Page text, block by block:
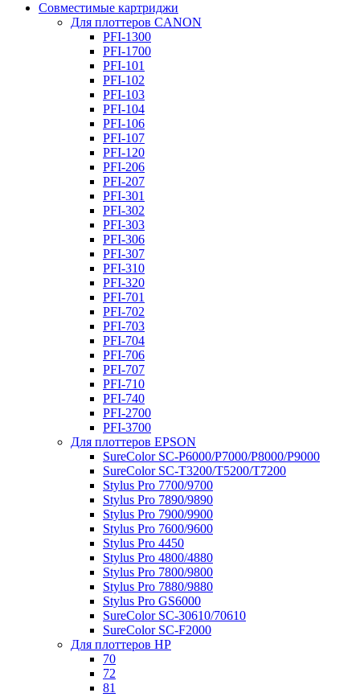
Совместимые картриджи
Для плоттеров CANON
PFI-1300
PFI-1700
PFI-101
PFI-102
PFI-103
PFI-104
PFI-106
PFI-107
PFI-120
PFI-206
PFI-207
PFI-301
PFI-302
PFI-303
PFI-306
PFI-307
PFI-310
PFI-320
PFI-701
PFI-702
PFI-703
PFI-704
PFI-706
PFI-707
PFI-710
PFI-740
PFI-2700
PFI-3700
Для плоттеров EPSON
SureColor SC-P6000/P7000/P8000/P9000
SureColor SC-Т3200/T5200/T7200
Stylus Pro 7700/9700
Stylus Pro 7890/9890
Stylus Pro 7900/9900
Stylus Pro 7600/9600
Stylus Pro 4450
Stylus Pro 4800/4880
Stylus Pro 7800/9800
Stylus Pro 7880/9880
Stylus Pro GS6000
SureColor SC-30610/70610
SureColor SC-F2000
Для плоттеров HP
70
72
81